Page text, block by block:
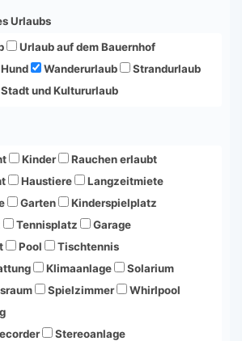
Urlaubs
Urlaub auf dem Bauernhof
Wanderurlaub
Strandurlaub
Stadt und Kultururlaub
Kinder
Rauchen erlaubt
Haustiere
Langzeitmiete
Garten
Kinderspielplatz
Tennisplatz
Garage
Pool
Tischtennis
Klimaanlage
Solarium
Spielzimmer
Whirlpool
Stereoanlage